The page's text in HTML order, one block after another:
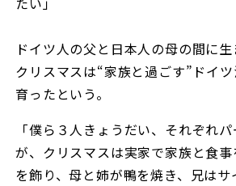
ドイツ人の父と日本人の母の間に生
クリスマスは“家族と過ごす”ドイ
育ったという。
「僕ら３人きょうだい、それぞれ
が、クリスマスは実家で家族と食
を飾り、母と姉が鴨を焼き、兄はサ